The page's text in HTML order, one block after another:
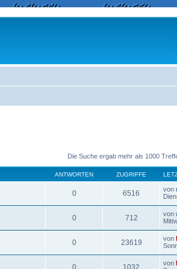
Die Suche ergab mehr als 1000
ANTWORTEN ZUGRIFFE
0 6516 von
0 712 von
0 23619 von
0 1032 von